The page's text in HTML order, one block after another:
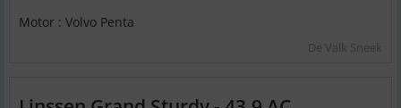
Motor : Volvo Penta
De Valk Sneek